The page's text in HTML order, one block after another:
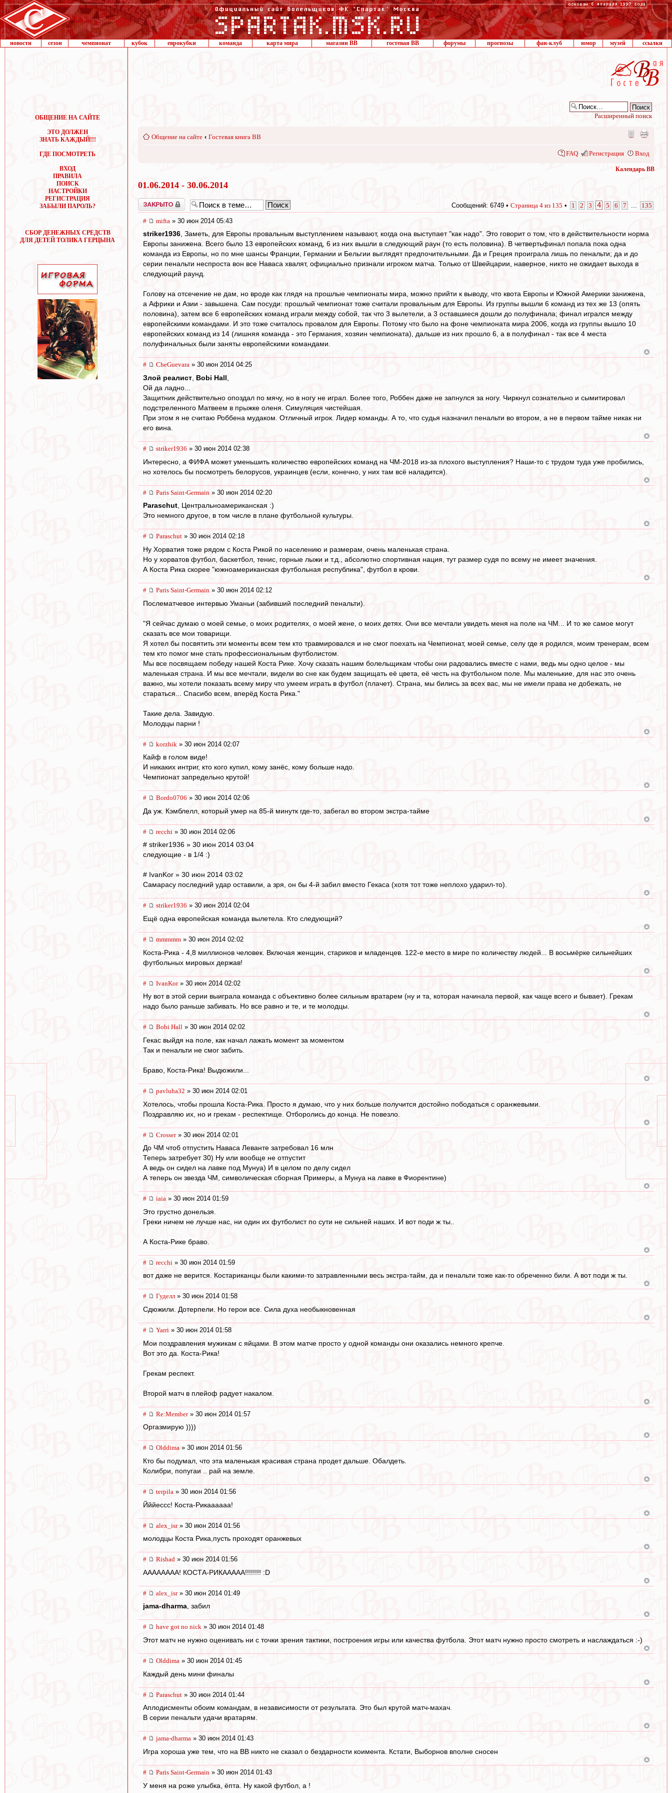
новости сезон чемпионат кубок еврокубки команда карта мира магазин ВВ гостевая ВВ форумы прогнозы фан-клуб юмор музей ссылки
ОБЩЕНИЕ НА САЙТЕ
ЭТО ДОЛЖЕН
ЗНАТЬ КАЖДЫЙ!!!
ГДЕ ПОСМОТРЕТЬ
ВХОД
ПРАВИЛА
ПОИСК
НАСТРОЙКИ
РЕГИСТРАЦИЯ
ЗАБЫЛИ ПАРОЛЬ?
СБОР ДЕНЕЖНЫХ СРЕДСТВ
ДЛЯ ДЕТЕЙ ТОЛИКА ГЕРЦЫНА
Расширенный поиск
Общение на сайте ‹ Гостевая книга ВВ
FAQ Регистрация Вход
Календарь ВВ
01.06.2014 - 30.06.2014
Закрыто Сообщений: 6749 • Страница 4 из 135 • 1 2 3 4 5 6 7 135
# mifta » 30 июн 2014 05:43
striker1936, Заметь, для Европы провальным выступлением называют, когда она выступает "как надо". Это говорит о том, что в действительности норма
Европы занижена. Всего было 13 европейских команд, 6 из них вышли в следующий раун (то есть половина). В четвертьфинал попала пока одна
команда из Европы, но по мне шансы Франции, Германии и Бельгии выглядят предпочительными. Да и Греция проиграла лишь по пенальти; да и до
серии пенальти неспроста вон все Наваса хвалят, официально признали игроком матча. Только от Швейцарии, наверное, никто не ожидает выхода в
следующий раунд.
Голову на отсечение не дам, но вроде как глядя на прошлые чемпионаты мира, можно прийти к выводу, что квота Европы и Южной Америки занижена,
а Африки и Азии - завышена. Сам посуди: прошлый чемпионат тоже считали провальным для Европы. Из группы вышли 6 команд из тех же 13 (опять
половина), затем все 6 европейских команд играли между собой, так что 3 вылетели, а 3 оставшиеся дошли до полуфинала; финал игрался между
европейскими командами. И это тоже считалось провалом для Европы. Потому что было на фоне чемпионата мира 2006, когда из группы вышло 10
европейских команд из 14 (лишняя команда - это Германия, хозяин чемпионата), дальше из них прошло 6, а в полуфинал - так все 4 места
полуфинальных были заняты европейскими командами.
# CheGuevara » 30 июн 2014 04:25
Злой реалист Bobi Hall
Ой да ладно...
Защитник действительно опоздал по мячу, но в ногу не играл. Более того, Роббен даже не запнулся за ногу. Чиркнул сознательно и сымитировал
подстреленного Матвеем в прыжке оленя. Симуляция чистейшая.
При этом я не считаю Роббена мудаком. Отличный игрок. Лидер команды. А то, что судья назначил пенальти во втором, а не в первом тайме никак ни
его вина.
# striker1936 » 30 июн 2014 02:38
Интересно, а ФИФА может уменьшить количество европейских команд на ЧМ-2018 из-за плохого выступления? Наши-то с трудом туда уже пробились,
но хотелось бы посмотреть белорусов, украинцев (если, конечно, у них там всё наладится).
# Paris Saint-Germain » 30 июн 2014 02:20
Paraschut, Центральноамериканская :)
Это немного другое, в том числе в плане футбольной культуры.
# Paraschut » 30 июн 2014 02:18
Ну Хорватия тоже рядом с Коста Рикой по населению и размерам, очень маленькая страна.
Но у хорватов футбол, баскетбол, тенис, горные лыжи и т.д., абсолютно спортивная нация, тут размер судя по всему не имеет значения.
А Коста Рика скорее "южноамериканская футбольная республика", футбол в крови.
# Paris Saint-Germain » 30 июн 2014 02:12
Послематчевое интервью Уманьи (забивший последний пенальти).
"Я сейчас думаю о моей семье, о моих родителях, о моей жене, о моих детях. Они все мечтали увидеть меня на поле на ЧМ... И то же самое могут
сказать все мои товарищи.
Я хотел бы посвятить эти моменты всем тем кто травмировался и не смог поехать на Чемпионат, моей семье, селу где я родился, моим тренерам, всем
тем кто помог мне стать профессиональным футболистом.
Мы все посвящаем победу нашей Коста Рике. Хочу сказать нашим болельщикам чтобы они радовались вместе с нами, ведь мы одно целое - мы
маленькая страна. И мы все мечтали, видели во сне как будем защищать её цвета, её честь на футбольном поле. Мы маленькие, для нас это очень
важно, мы хотели показать всему миру что умеем играть в футбол (плачет). Страна, мы бились за всех вас, мы не имели права не добежать, не
стараться... Спасибо всем, вперёд Коста Рика."
Такие дела. Завидую.
Молодцы парни !
# korzhik » 30 июн 2014 02:07
Кайф в голом виде!
И никаких интриг, кто кого купил, кому занёс, кому больше надо.
Чемпионат запредельно крутой!
# Bordo0706 » 30 июн 2014 02:06
Да уж. Кэмблелл, который умер на 85-й минутк где-то, забегал во втором экстра-тайме
# recchi » 30 июн 2014 02:06
# striker1936 » 30 июн 2014 03:04
следующие - в 1/4 :)
# IvanKor » 30 июн 2014 03:02
Самарасу последний удар оставили, а зря, он бы 4-й забил вместо Гекаса (хотя тот тоже неплохо ударил-то).
# striker1936 » 30 июн 2014 02:04
Ещё одна европейская команда вылетела. Кто следующий?
# mmmmm » 30 июн 2014 02:02
Коста-Рика - 4,8 миллионов человек. Включая женщин, стариков и младенцев. 122-е место в мире по количеству людей... В восьмёрке сильнейших
футбольных мировых держав!
# IvanKor» 30 июн 2014 02:02
Ну вот в этой серии выиграла команда с объективно более сильным вратарем (ну и та, которая начинала первой, как чаще всего и бывает). Грекам
надо было раньше забивать. Но все равно и те, и те молодцы.
# Bobi Hall » 30 июн 2014 02:02
Гекас выйдя на поле, как начал лажать момент за моментом
Так и пенальти не смог забить.
Браво, Коста-Рика! Выдюжили...
# pavluha32 » 30 июн 2014 02:01
Хотелось, чтобы прошла Коста-Рика. Просто я думаю, что у них больше получится достойно пободаться с оранжевыми.
Поздравляю их, но и грекам - респектище. Отборолись до конца. Не повезло.
# Crosser» 30 июн 2014 02:01
До ЧМ чтоб отпустить Наваса Леванте затребовал 16 млн
Теперь затребует 30) Ну или вообще не отпустит
А ведь он сидел на лавке под Мунуа) И в целом по делу сидел
А теперь он звезда ЧМ, символическая сборная Примеры, а Мунуа на лавке в Фиорентине)
# iaia » 30 июн 2014 01:59
Это грустно донельзя.
Греки ничем не лучше нас, ни один их футболист по сути не сильней наших. И вот поди ж ты..
А Коста-Рике браво.
# recchi » 30 июн 2014 01:59
вот даже не верится. Костариканцы были какими-то затравленными весь экстра-тайм, да и пенальти тоже как-то обреченно били. А вот поди ж ты.
# Гуделл » 30 июн 2014 01:58
Сдюжили. Дотерпели. Но герои все. Сила духа необыкновенная
# Yarri » 30 июн 2014 01:58
Мои поздравления мужикам с яйцами. В этом матче просто у одной команды они оказались немного крепче.
Вот это да. Коста-Рика!
Грекам респект.
Второй матч в плейоф радует накалом.
# Re:Member» 30 июн 2014 01:57
Оргазмирую ))))
# Olddima » 30 июн 2014 01:56
Кто бы подумал, что эта маленькая красивая страна продет дальше. Обалдеть.
Колибри, попугаи .. рай на земле.
# terpila » 30 июн 2014 01:56
Йййессс! Коста-Рикаааааа!
# alex_isr» 30 июн 2014 01:56
молодцы Коста Рика,пусть проходят оранжевых
# Rishad » 30 июн 2014 01:56
АААААААА! КОСТА-РИКААААА!!!!!!!! :D
# alex_isr» 30 июн 2014 01:49
jama-dharma, забил
# have got no nick » 30 июн 2014 01:48
Этот матч не нужно оценивать ни с точки зрения тактики, построения игры или качества футбола. Этот матч нужно просто смотреть и наслаждаться :-)
# Olddima » 30 июн 2014 01:45
Каждый день мини финалы
# Paraschut » 30 июн 2014 01:44
Аплодисменты обоим командам, в независимости от результата. Это был крутой матч-махач.
В серии пенальти удачи вратарям.
# jama-dharma » 30 июн 2014 01:43
Игра хороша уже тем, что на ВВ никто не сказал о бездарности коимента. Кстати, Выборнов вполне сносен
# Paris Saint-Germain » 30 июн 2014 01:43
У меня на роже улыбка, ёпта. Ну какой футбол, а !